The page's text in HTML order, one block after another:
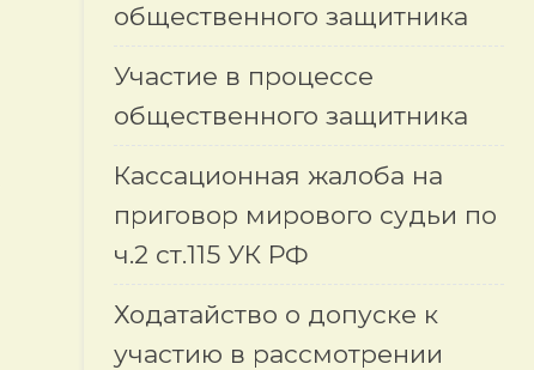
общественного защитника
Участие в процессе
общественного защитника
Кассационная жалоба на
приговор мирового судьи по
ч.2 ст.115 УК РФ
Ходатайство о допуске к
участию в рассмотрении